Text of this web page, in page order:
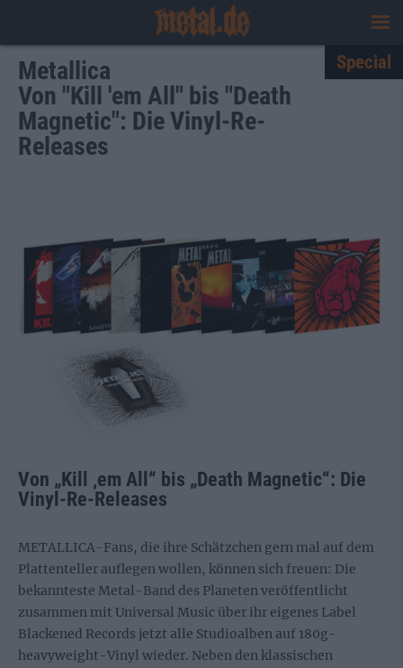
Metallica
Von "Kill 'em All" bis "Death
Magnetic": Die Vinyl-Re-
Releases
Special
Von „Kill ‚em All“ bis „Death Magnetic“: Die
Vinyl-Re-Releases
METALLICA-Fans, die ihre Schätzchen gern mal auf dem
Plattenteller auflegen wollen, können sich freuen: Die
bekannteste Metal-Band des Planeten veröffentlicht
zusammen mit Universal Music über ihr eigenes Label
Blackened Records jetzt alle Studioalben auf 180g-
heavyweight-Vinyl wieder. Neben den klassischen